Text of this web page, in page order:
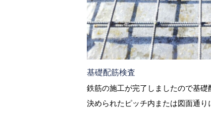
基礎配筋検査
鉄筋の施工が完了しましたので基礎
決められたピッチ内または図面通